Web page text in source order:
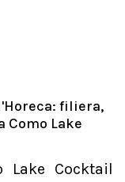
filiera,
Lake
Lake Cocktail